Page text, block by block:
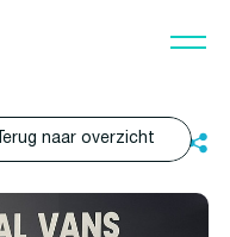
Terug naar overzicht